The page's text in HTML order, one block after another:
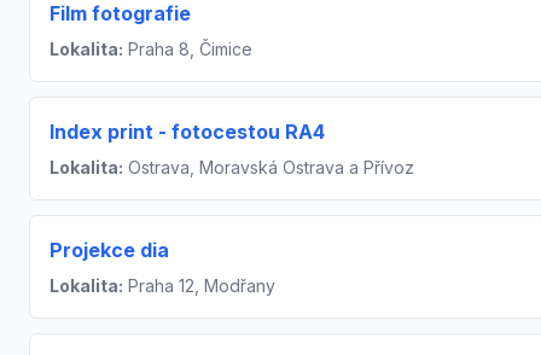
Film fotografie
Lokalita: Praha 8, Čimice
Index print - fotocestou RA4
Lokalita: Ostrava, Moravská Ostrava a Přívoz
Projekce dia
Lokalita: Praha 12, Modřany